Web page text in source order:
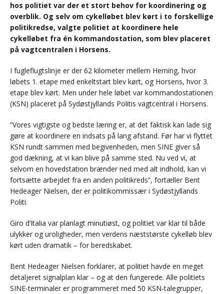
hos politiet var der et stort behov for koordinering og
overblik. Og selv om cykelløbet blev kørt i to forskellige
politikredse, valgte politiet at koordinere hele
cykelløbet fra én kommandostation, som blev placeret
på vagtcentralen i Horsens.
I fugleflugtslinje er der 62 kilometer mellem Herning, hvor
løbets 1. etape med enkeltstart blev kørt, og Horsens, hvor 3.
etape blev kørt. Men under hele løbet var kommandostationen
(KSN) placeret på Sydøstjyllands Politis vagtcentral i Horsens.
”Vores vigtigste og bedste læring er, at det faktisk kan lade sig
gøre at koordinere en indsats på lang afstand. Før har vi flyttet
KSN rundt sammen med begivenheden, men SINE giver så
god dækning, at vi kan blive på samme sted. Nu ved vi, at
selvom en hovedstation brænder ned med alt indhold, kan vi
fortsætte arbejdet fra en anden politikreds”, fortæller Bent
Hedeager Nielsen, der er politikommissær i Sydøstjyllands
Politi.
Giro d’Italia var planlagt minutiøst, og politiet var klar til både
ulykker og uroligheder, men verdens næststørste cykelløb blev
kørt uden dramatik – for beredskabet.
Bent Hedeager Nielsen forklarer, at politiet havde en meget
detaljeret signalplan klar – og at den fungerede. Alle politiets
SINE-terminaler er programmeret med 50 KSN-talegrupper,